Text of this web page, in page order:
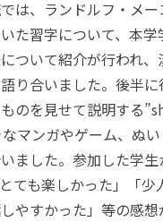
は、ランドルフ・メ
た習字について、本学
ついて紹介が行われ、
語り合いました。後半に
のを見せて説明する
マンガやゲーム、ぬ
ました。参加した学
ても楽しかった」「少
やすかった」等の感